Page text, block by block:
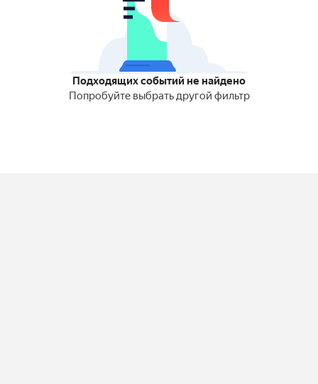
Подходящих событий не найдено
Попробуйте выбрать другой фильтр